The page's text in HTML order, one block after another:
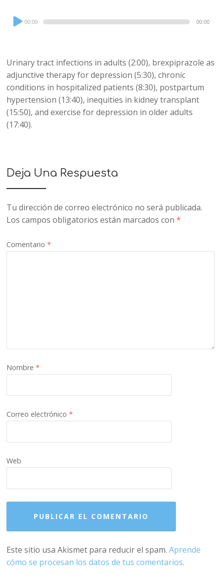
Audio
Player
00:00 00:00
Urinary tract infections in adults (2:00), brexpiprazole as
adjunctive therapy for depression (5:30), chronic
conditions in hospitalized patients (8:30), postpartum
hypertension (13:40), inequities in kidney transplant
(15:50), and exercise for depression in older adults
(17:40).
Deja Una Respuesta
Tu dirección de correo electrónico no será publicada.
Los campos obligatorios están marcados con*
Comentario*
Nombre*
Correo electrónico*
Web
Este sitio usa Akismet para reducir el spam.Aprende
cómo se procesan los datos de tus comentarios.